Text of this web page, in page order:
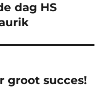
dag HS
groot succes!